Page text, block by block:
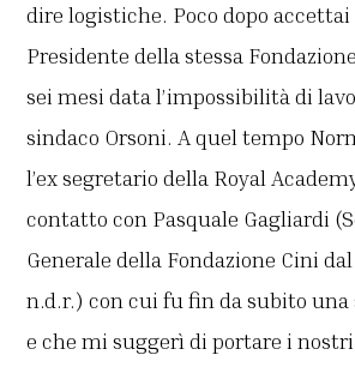
dire logistiche. Poco dopo accettai
Presidente della stessa
sei mesi data l’impossibilità di
sindaco Orsoni. A quel tempo
l’ex segretario della Royal
contatto con Pasquale Gagliardi
Generale della Fondazione Cini
n.d.r.) con cui fu fin da subito una
e che mi suggerì di portare i